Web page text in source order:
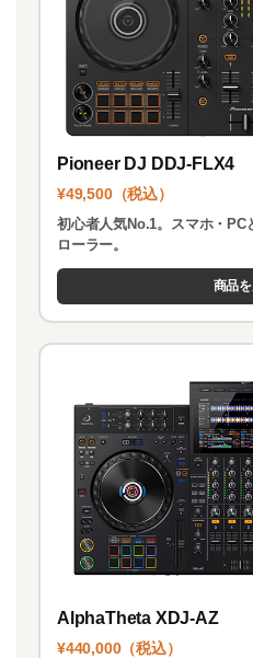
Pioneer DJ DDJ-FLX4
¥49,500（税込）
初心者人気No.1。スマホ・PC
ローラー。
商品
AlphaTheta XDJ-AZ
¥440,000（税込）